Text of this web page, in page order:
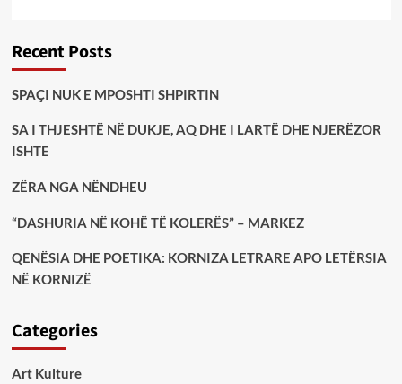
Recent Posts
SPAÇI NUK E MPOSHTI SHPIRTIN
SA I THJESHTË NË DUKJE, AQ DHE I LARTË DHE NJERËZOR
ISHTE
ZËRA NGA NËNDHEU
“DASHURIA NË KOHË TË KOLERËS” – MARKEZ
QENËSIA DHE POETIKA: KORNIZA LETRARE APO LETËRSIA
NË KORNIZË
Categories
Art Kulture